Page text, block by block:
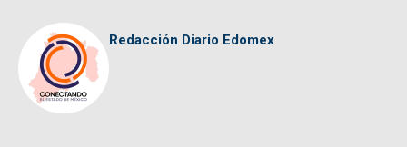
Redacción Diario Edomex